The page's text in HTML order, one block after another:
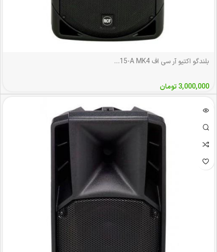
بلندگو اکتیو آر سی اف RCF ART315-A MK4
3,000,000تومان